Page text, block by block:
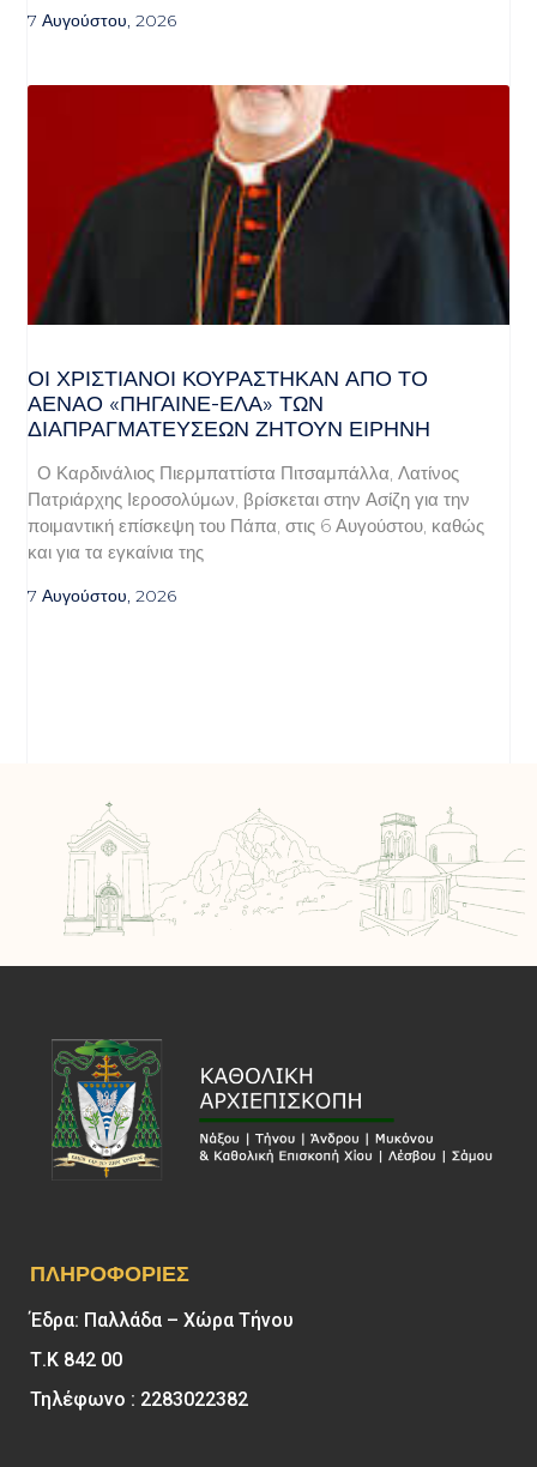
7 Αυγούστου, 2026
ΟΙ ΧΡΙΣΤΙΑΝΟΊ ΚΟΥΡΆΣΤΗΚΑΝ ΑΠΌ ΤΟ
ΑΈΝΑΟ «ΠΉΓΑΙΝΕ-ΈΛΑ» ΤΩΝ
ΔΙΑΠΡΑΓΜΑΤΕΎΣΕΩΝ ΖΗΤΟΎΝ ΕΙΡΉΝΗ
Ο Καρδινάλιος Πιερμπαττίστα Πιτσαμπάλλα, Λατίνος
Πατριάρχης Ιεροσολύμων, βρίσκεται στην Ασίζη για την
ποιμαντική επίσκεψη του Πάπα, στις 6 Αυγούστου, καθώς
και για τα εγκαίνια της
7 Αυγούστου, 2026
ΠΛΗΡΟΦΟΡΊΕΣ
Έδρα: Παλλάδα – Χώρα Τήνου
Τ.Κ 842 00
Τηλέφωνο : 2283022382